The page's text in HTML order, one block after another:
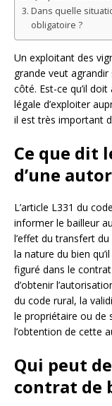
Dans quelle
obligatoire ?
Un exploitant des
grande veut
côté. Est-ce qu’il
légale d’exploiter
il est très important
Ce que dit
d’une
L’article L331 du
informer le bailleur
l’effet du transfert
la nature du bien
figuré dans le
d’obtenir
du code rural, la
le propriétaire ou de
l’obtention de cette
Qui peut
contrat de